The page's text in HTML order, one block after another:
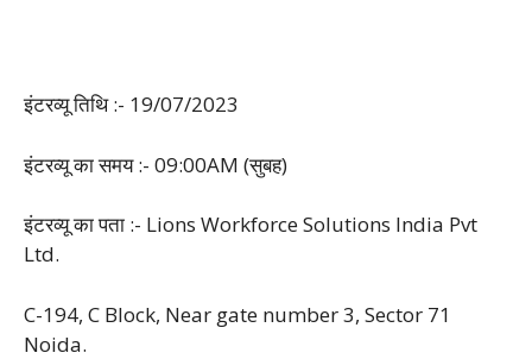
इंटरव्यू तिथि :- 19/07/2023
इंटरव्यू का समय :- 09:00AM (सुबह)
इंटरव्यू का पता :- Lions Workforce Solutions India Pvt
Ltd.
C-194, C Block, Near gate number 3, Sector 71
Noida.